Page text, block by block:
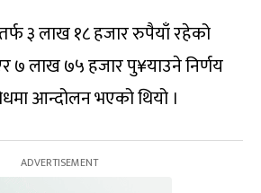
३ लाख १८ हजार रुपैयाँ रहेको
लाख ७५ हजार पु¥याउने निर्णय
आन्दोलन भएको थियो ।